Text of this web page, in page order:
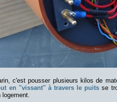
c'est pousser plusieurs kilos de
en "vissant" à travers le puits se
logement.